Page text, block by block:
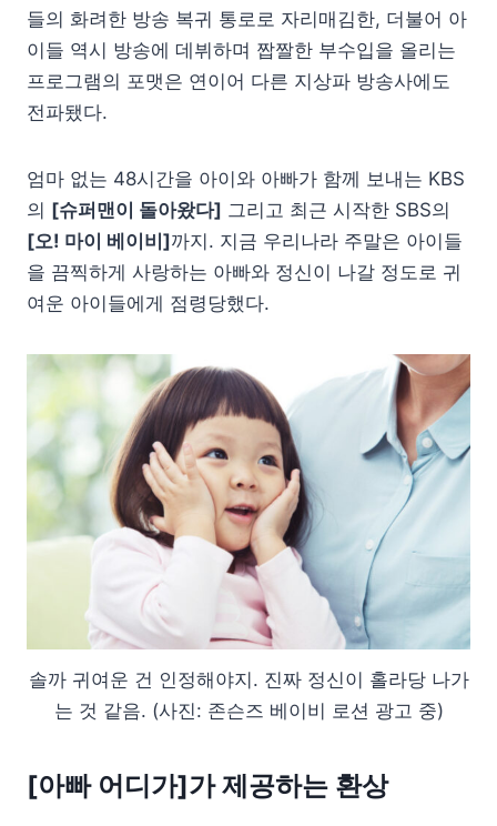
들의 화려한 방송 복귀 통로로 자리매김한, 더불어 아
이들 역시 방송에 데뷔하며 짭짤한 부수입을 올리는
프로그램의 포맷은 연이어 다른 지상파 방송사에도
전파됐다.
엄마 없는 48시간을 아이와 아빠가 함께 보내는 KBS
의 [슈퍼맨이 돌아왔다] 그리고 최근 시작한 SBS의
[오! 마이 베이비]까지. 지금 우리나라 주말은 아이들
을 끔찍하게 사랑하는 아빠와 정신이 나갈 정도로 귀
여운 아이들에게 점령당했다.
솔까 귀여운 건 인정해야지. 진짜 정신이 홀라당 나가
는 것 같음. (사진: 존슨즈 베이비 로션 광고 중)
[아빠 어디가]가 제공하는 환상